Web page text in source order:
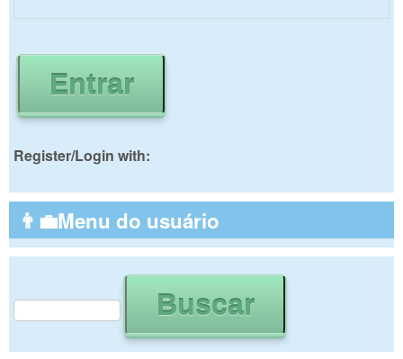
Register/Login with:
👨‍💼Menu do usuário
Formulário de busca